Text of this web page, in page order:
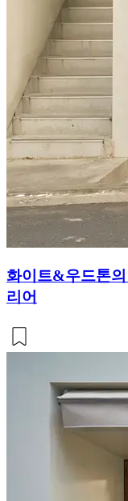
화이트&우드톤
리어